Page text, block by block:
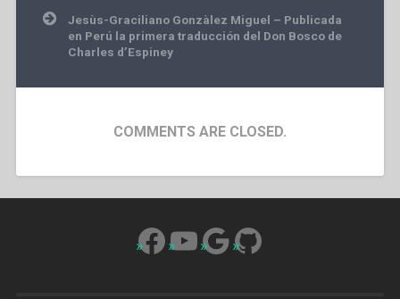
Jesùs-Graciliano Gonzàlez Miguel – Publicada
en Perú la primera traducción del Don Bosco de
Charles d’Espiney
COMMENTS ARE CLOSED.
Facebook
YouTube
Google
GitHub